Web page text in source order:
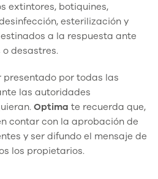
extintores, botiquines,
esterilización y
a la respuesta ante
desastres.
presentado por todas las
las autoridades
Optima te recuerda que,
contar con la aprobación de
y ser difundo el mensaje de
los propietarios.